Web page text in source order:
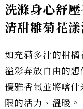
洗滌身心舒
清甜雛菊花
如充滿多汁的柑
溢彩奔放自由的
優雅香氣並將喀
限的活力、溫暖。